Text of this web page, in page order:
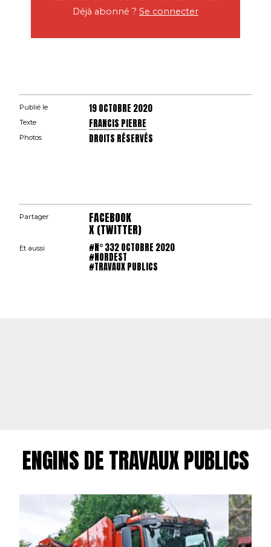
Déjà abonné ? Se connecter
Publié le 19 OCTOBRE 2020
Texte FRANCIS PIERRE
Photos DROITS RÉSERVÉS
Partager FACEBOOK
X (TWITTER)
Et aussi #N° 332 OCTOBRE 2020
#NORDEST
#TRAVAUX PUBLICS
ENGINS DE TRAVAUX PUBLICS